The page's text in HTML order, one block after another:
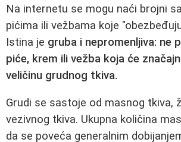
Na internetu se mogu naći brojni
pićima ili vežbama koje
Istina je gruba i nepromenljiva: ne
piće, krem ili vežba koja će
veličinu grudnog tkiva.
Grudi se sastoje od masnog tkiva,
vezivnog tkiva. Ukupna količina
da se poveća generalnim